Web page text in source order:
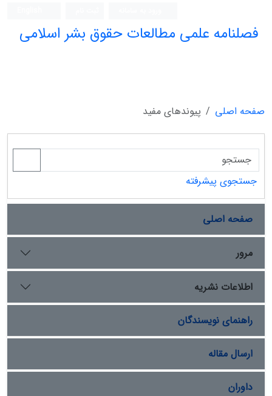
فصلنامه علمی مطالعات حقوق بشر اسلامی
صفحه اصلی پیوندهای مفید
جستجوی پیشرفته
صفحه اصلی
مرور
اطلاعات نشریه
راهنمای نویسندگان
ارسال مقاله
داوران